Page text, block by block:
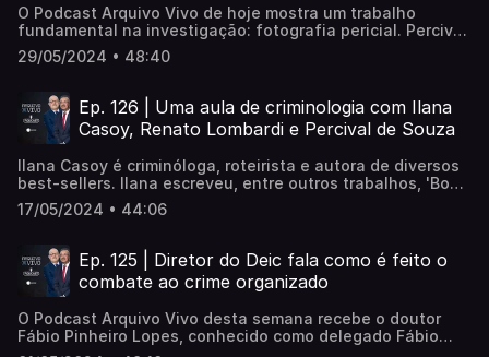
O Podcast Arquivo Vivo de hoje mostra um trabalho
fundamental na investigação: fotografia pericial. Percival
de Souza e Renato Lombardi recebem Telma Rocha, um
dos principais nomes da perícia criminal de São Paulo. Ela
cidade do país. São 30 anos como fotógrafa pericial do
Departamento de Homicídios e de Proteção à Pessoa.
29/05/2024 • 48:40
Ep. 126 | Uma aula de criminologia com Ilana
Casoy, Renato Lombardi e Percival de Souza
Ilana Casoy é criminóloga, roteirista e autora de diversos
best-sellers. Ilana escreveu, entre outros trabalhos, 'Bom
dia, Verônica', livro adaptado para a Netflix como série e
vencedora de prêmios. Além dos livros, Ilana é host do
Sony Brasil. Mora em São Paulo e escreve roteiros para TV
e cinema. Ilana Casoy ainda é consultora na área de 'true
crime' para documentários, como "Elize Matsunaga: Era
Percival de Souza, ela revela como analisa as mentes de
assassinos em uma verdadeira aula de criminologia. Você
17/05/2024 • 44:06
Ep. 125 | Diretor do Deic fala como é feito o
combate ao crime organizado
O Podcast Arquivo Vivo desta semana recebe o doutor
Fábio Pinheiro Lopes, conhecido como delegado Fábio
Caipira. Ele atuou como diretor do Departamento Estadual